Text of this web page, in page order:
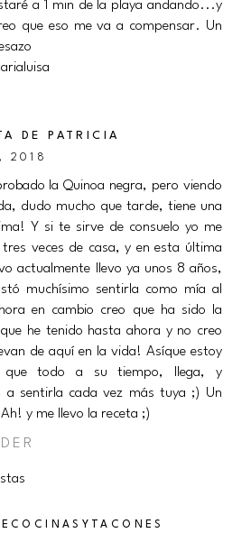
a 1 min de la playa andando...y
que eso me va a compensar. Un
DE PATRICIA
2018
la Quinoa negra, pero viendo
dudo mucho que tarde, tiene una
Y si te sirve de consuelo yo me
veces de casa, y en esta última
actualmente llevo ya unos 8 años,
muchísimo sentirla como mía al
en cambio creo que ha sido la
he tenido hasta ahora y no creo
de aquí en la vida! Asíque estoy
que todo a su tiempo, llega, y
a sentirla cada vez más tuya ;) Un
y me llevo la receta ;)